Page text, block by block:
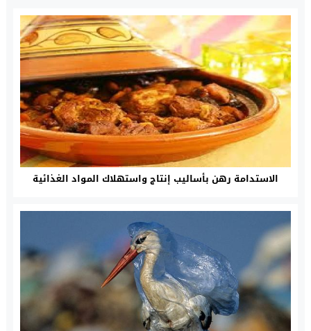
الاستدامة رهن بأساليب إنتاج واستهلاك المواد الغذائية